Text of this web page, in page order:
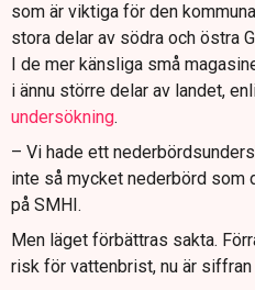
som är viktiga för den
stora delar av södra och östra
I de mer känsliga små
i ännu större delar av landet,
undersökning.
– Vi hade ett
inte så mycket nederbörd som
på SMHI.
Men läget förbättras sakta.
risk för vattenbrist, nu är siffran